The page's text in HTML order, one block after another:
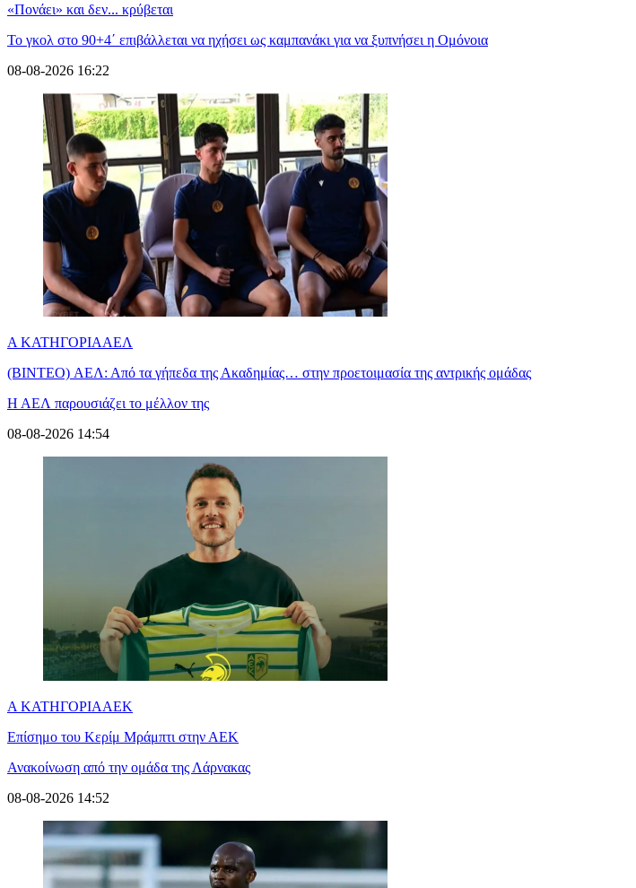
«Πονάει» και δεν... κρύβεται
Το γκολ στο 90+4΄ επιβάλλεται να ηχήσει ως καμπανάκι για να ξυπνήσει η Ομόνοια
08-08-2026 16:22
Α ΚΑΤΗΓΟΡΙΑΑΕΛ
(BINTEO) ΑΕΛ: Από τα γήπεδα της Ακαδημίας… στην προετοιμασία της αντρικής ομάδας
Η ΑΕΛ παρουσιάζει το μέλλον της
08-08-2026 14:54
Α ΚΑΤΗΓΟΡΙΑΑΕΚ
Επίσημο του Κερίμ Μράμπτι στην ΑΕK
Ανακοίνωση από την ομάδα της Λάρνακας
08-08-2026 14:52